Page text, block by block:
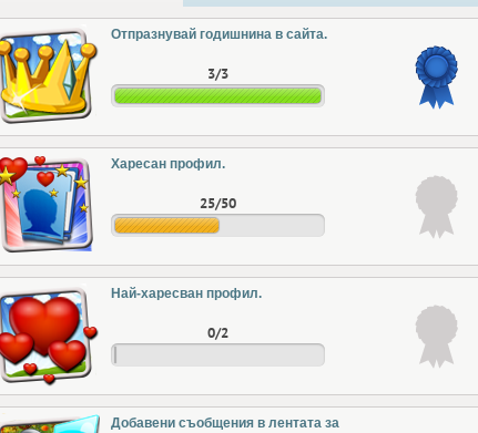
Отпразнувай годишнина в сайта.
3/3
Харесан профил.
25/50
Най-харесван профил.
0/2
Добавени съобщения в лентата за